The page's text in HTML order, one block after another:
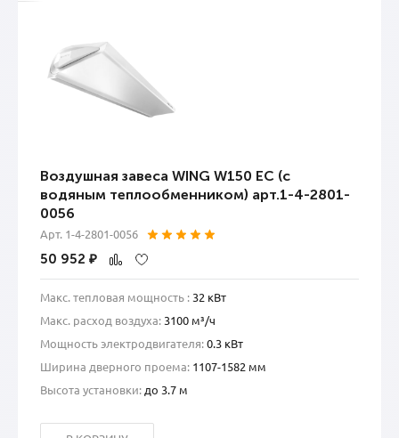
Воздушная завеса WING W150 EC (с
водяным теплообменником) арт.1-4-2801-
0056
Арт. 1-4-2801-0056
50 952 ₽
Макс. тепловая мощность : 32 кВт
Макс. расход воздуха: 3100 м³/ч
Мощность электродвигателя:0.3 кВт
Ширина дверного проема: 1107-1582 мм
Высота установки: до 3.7 м